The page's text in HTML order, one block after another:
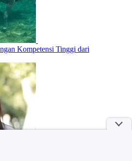
Kompetensi Tinggi dari